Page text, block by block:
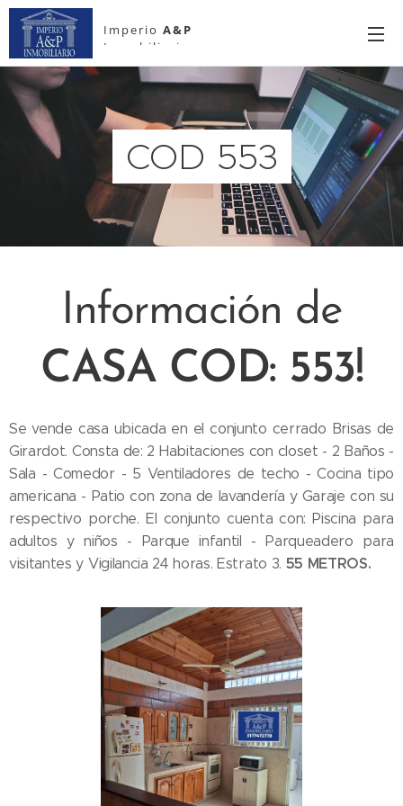
Imperio A&P
Inmobiliario
COD 553
Información de
CASA COD: 553!
Se vende casa ubicada en el conjunto cerrado Brisas de
Girardot. Consta de: 2 Habitaciones con closet - 2 Baños -
Sala - Comedor - 5 Ventiladores de techo - Cocina tipo
americana - Patio con zona de lavandería y Garaje con su
respectivo porche. El conjunto cuenta con: Piscina para
adultos y niños - Parque infantil - Parqueadero para
visitantes y Vigilancia 24 horas. Estrato 3. 55 METROS.